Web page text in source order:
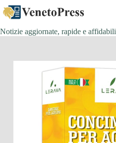
Salta
al
contenuto
Notizie aggiornate, rapide e